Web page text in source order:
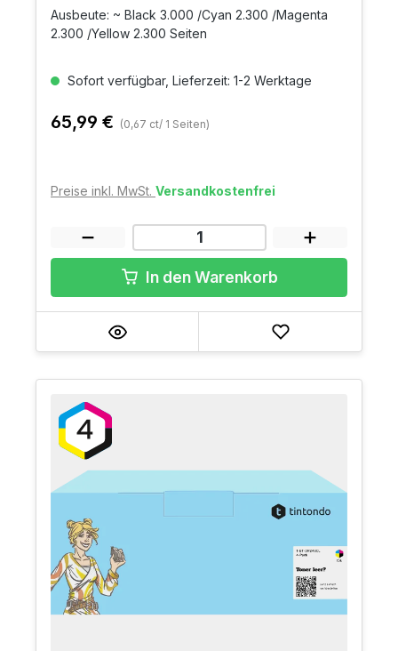
Ausbeute: ~ Black 3.000 /Cyan 2.300 /Magenta
2.300 /Yellow 2.300 Seiten
Sofort verfügbar, Lieferzeit: 1-2 Werktage
65,99 € (0,67 ct/ 1 Seiten)
Preise inkl. MwSt. Versandkostenfrei
In den Warenkorb